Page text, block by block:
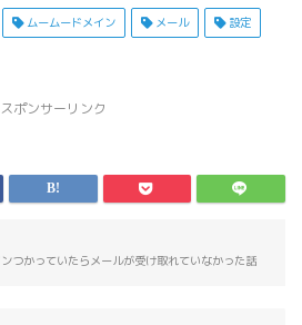
ムームードメイン メール 設定
スポンサーリンク
つかっていたらメールが受け取れていなかった話